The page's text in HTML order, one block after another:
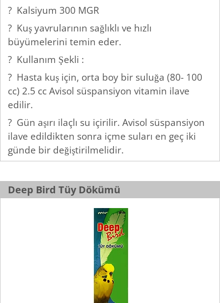
? Kalsiyum 300 MGR
? Kuş yavrularının sağlıklı ve hızlı
büyümelerini temin eder.
? Kullanım Şekli :
? Hasta kuş için, orta boy bir suluğa (80- 100
cc) 2.5 cc Avisol süspansiyon vitamin ilave
edilir.
? Gün aşırı ilaçlı su içirilir. Avisol süspansiyon
ilave edildikten sonra içme suları en geç iki
günde bir değiştirilmelidir.
Deep Bird Tüy Dökümü